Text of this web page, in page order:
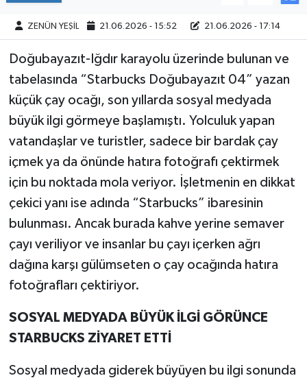
ZENÜN YEŞİL 21.06.2026 - 15:52 21.06.2026 - 17:14
Doğubayazıt-Iğdır karayolu üzerinde bulunan ve
tabelasında “Starbucks Doğubayazıt 04” yazan
küçük çay ocağı, son yıllarda sosyal medyada
büyük ilgi görmeye başlamıştı. Yolculuk yapan
vatandaşlar ve turistler, sadece bir bardak çay
içmek ya da önünde hatıra fotoğrafı çektirmek
için bu noktada mola veriyor. İşletmenin en dikkat
çekici yanı ise adında “Starbucks” ibaresinin
bulunması. Ancak burada kahve yerine semaver
çayı veriliyor ve insanlar bu çayı içerken ağrı
dağına karşı gülümseten o çay ocağında hatıra
fotoğrafları çektiriyor.
SOSYAL MEDYADA BÜYÜK İLGİ GÖRÜNCE
STARBUCKS ZİYARET ETTİ
Sosyal medyada giderek büyüyen bu ilgi sonunda